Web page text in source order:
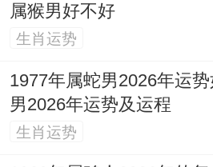
属猴男好不好
生肖运势
1977年属蛇男2026年运
男2026年运势及运程
生肖运势